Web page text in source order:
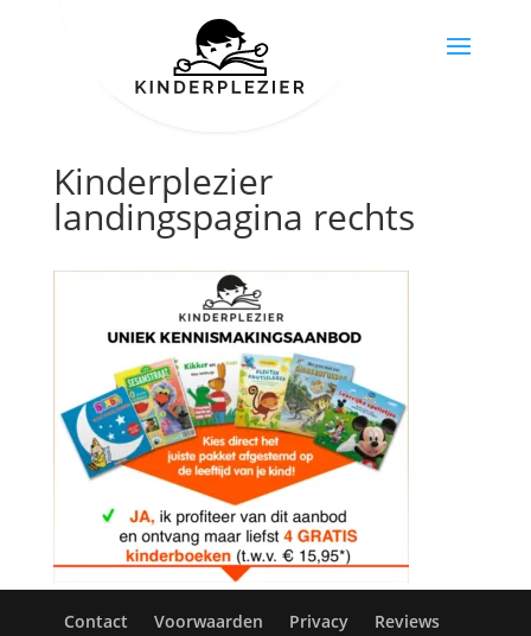
Kinderplezier
landingspagina rechts
Contact Voorwaarden Privacy
Reviews